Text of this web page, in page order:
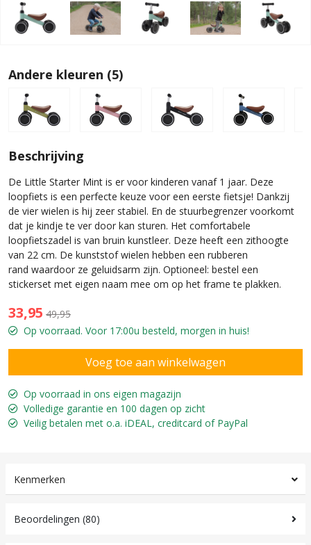
Andere kleuren (5)
Beschrijving
De Little Starter Mint is er voor kinderen vanaf 1 jaar. Deze
loopfiets is een perfecte keuze voor een eerste fietsje! Dankzij
de vier wielen is hij zeer stabiel. En de stuurbegrenzer voorkomt
dat je kindje te ver door kan sturen. Het comfortabele
loopfietszadel is van bruin kunstleer. Deze heeft een zithoogte
van 22 cm. De kunststof wielen hebben een rubberen
rand waardoor ze geluidsarm zijn. Optioneel: bestel een
stickerset met eigen naam mee om op het frame te plakken.
33,95 49,95
Op voorraad. Voor 17:00u besteld, morgen in huis!
Op voorraad in ons eigen magazijn
Volledige garantie en 100 dagen op zicht
Veilig betalen met o.a. iDEAL, creditcard of PayPal
Kenmerken
Beoordelingen (80)